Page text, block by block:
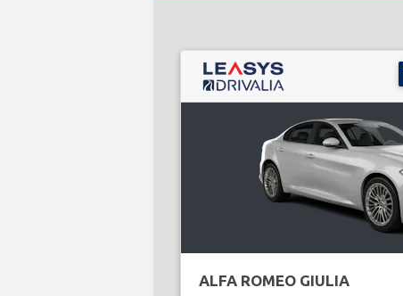
ALFA ROMEO GIULIA